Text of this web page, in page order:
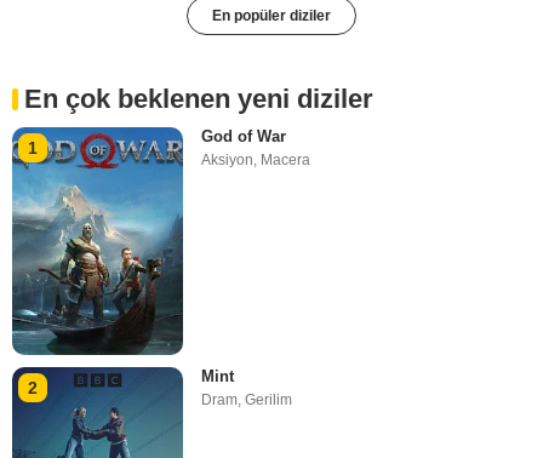
En popüler diziler
En çok beklenen yeni diziler
1
God of War
Aksiyon, Macera
2
Mint
Dram,Gerilim